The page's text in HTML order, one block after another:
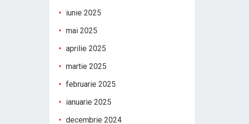
iunie 2025
mai 2025
aprilie 2025
martie 2025
februarie 2025
ianuarie 2025
decembrie 2024